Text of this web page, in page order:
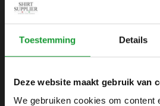
Toestemming Details
Deze website maakt gebruik van
We gebruiken cookies om content
en blijf op de hoogte van